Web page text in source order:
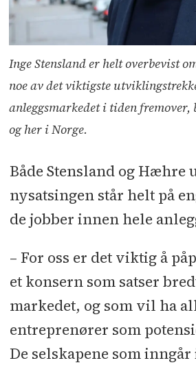
Inge Stensland er helt overbevist
noe av det viktigste
anleggsmarkedet i tiden
og her i Norge.
Både Stensland og Hæhre
nysatsingen står helt på
de jobber innen hele
– For oss er det viktig å
et konsern som satser
markedet, og som vil ha
entreprenører som
De selskapene som